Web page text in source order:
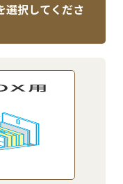
選択してくださ